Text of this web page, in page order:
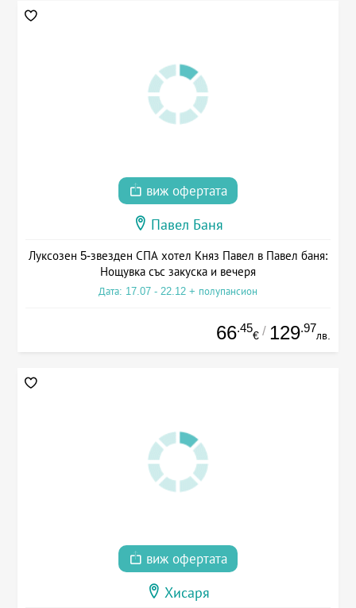
виж офертата
Павел Баня
Луксозен 5-звезден СПА хотел Княз Павел в Павел баня:
Нощувка със закуска и вечеря
Дата: 17.07 - 22.12 + полупансион
66.45
€ / 129.97
лв.
виж офертата
Хисаря